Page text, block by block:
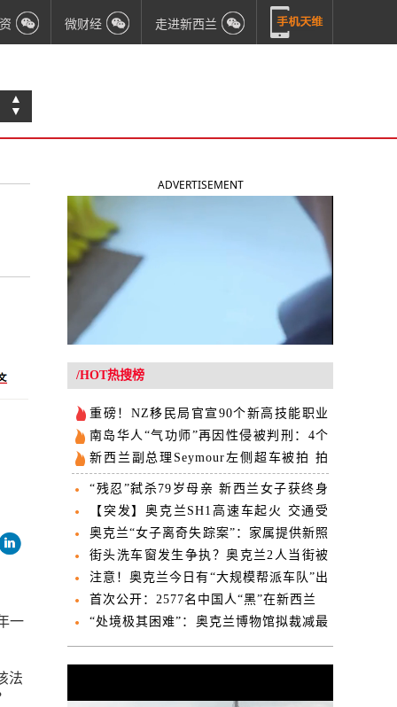
微财经 走进新西兰
▲
▼
一
法
ADVERTISEMENT
/HOT热搜榜
重磅！NZ移民局官宣90个新高技能职业
可获认证雇主工签
南岛华人“气功师”再因性侵被判刑：4个
月居家监禁
新西兰副总理Seymour左侧超车被拍 拍
摄者被网友痛骂
“残忍”弑杀79岁母亲 新西兰女子获终身
监禁
【突发】奥克兰SH1高速车起火 交通受
阻
奥克兰“女子离奇失踪案”：家属提供新照
片寻人
街头洗车窗发生争执？奥克兰2人当街被
刺伤
注意！奥克兰今日有“大规模帮派车队”出
动，或造成严重交通混乱！
首次公开：2577名中国人“黑”在新西兰
“处境极其困难”：奥克兰博物馆拟裁减最
多30个岗位